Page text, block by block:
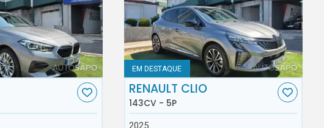
EM DESTAQUE
RENAULT CLIO
143CV - 5P
2025